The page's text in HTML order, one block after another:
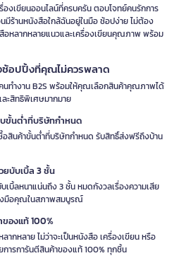
องเขียนออนไลน์ที่ครบครัน ตอบโจทย์คนรักการ
มีร้านหนังสือใกล้ฉันอยู่ในมือ ช้อปง่าย ไม่ต้อง
อหลากหลายแนวและเครื่องเขียนคุณภาพ พร้อม
ช้อปปิ้งที่คุณไม่ควรพลาด
นทำงาน B2S พร้อมให้คุณเลือกสินค้าคุณภาพได้
ะสิทธิพิเศษมากมาย
ขั้นต่ำที่บริษัทกำหนด
สินค้าขั้นต่ำที่บริษัทกำหนด รับสิทธิ์ส่งฟรีถึงบ้าน
บับเบิ้ล 3 ชั้น
บิ้ลหนาแน่นถึง 3 ชั้น หมดกังวลเรื่องความเสีย
งมือคุณในสภาพสมบูรณ์
องแท้ 100%
กหลาย ไม่ว่าจะเป็นหนังสือ เครื่องเขียน หรือ
ารการันตีสินค้าของแท้ 100% ทุกชิ้น